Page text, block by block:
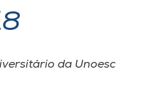
da Unoesc